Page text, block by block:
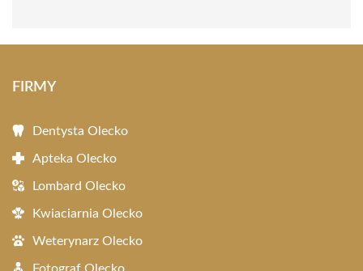
FIRMY
Dentysta Olecko
Apteka Olecko
Lombard Olecko
Kwiaciarnia Olecko
Weterynarz Olecko